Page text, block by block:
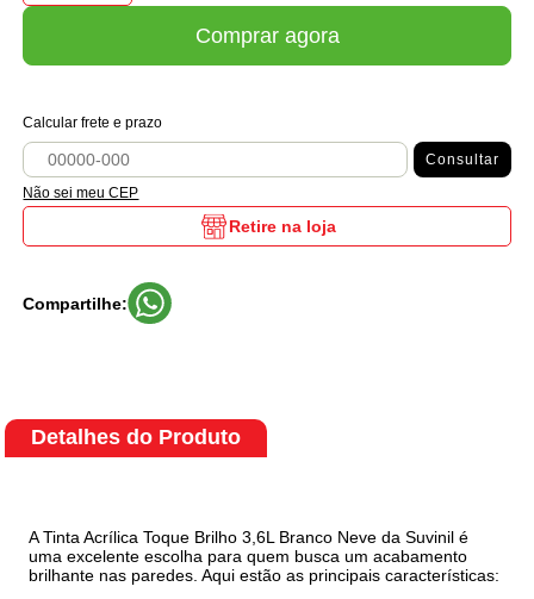
Comprar agora
Calcular frete e prazo
Consultar
Não sei meu CEP
Retire na loja
Compartilhe:
Detalhes do Produto
A Tinta Acrílica Toque Brilho 3,6L Branco Neve da Suvinil é
uma excelente escolha para quem busca um acabamento
brilhante nas paredes. Aqui estão as principais características: